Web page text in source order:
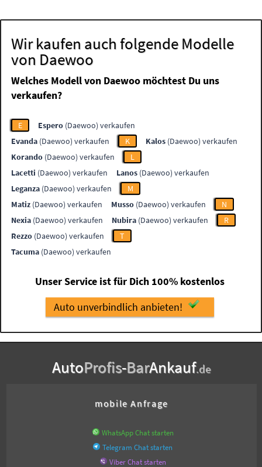
Wir kaufen auch folgende Modelle
von Daewoo
Welches Modell von Daewoo möchtest Du uns
verkaufen?
E Espero (Daewoo) verkaufen
Evanda (Daewoo) verkaufen K Kalos (Daewoo) verkaufen
Korando (Daewoo) verkaufen
L
Lacetti (Daewoo) verkaufen Lanos (Daewoo) verkaufen
Leganza (Daewoo) verkaufen
M
Matiz(Daewoo) verkaufen Musso (Daewoo) verkaufen
N
Nexia (Daewoo) verkaufen Nubira (Daewoo) verkaufen
R
Rezzo (Daewoo) verkaufen
T
Tacuma (Daewoo) verkaufen
Unser Service ist für Dich 100% kostenlos
Auto unverbindlich anbieten!
AutoProfis-BarAnkauf.de
mobile Anfrage
WhatsApp Chat starten
Telegram Chat starten
Viber Chat starten